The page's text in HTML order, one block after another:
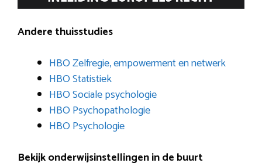
Andere thuisstudies
HBO Zelfregie, empowerment en netwerk
HBO Statistiek
HBO Sociale psychologie
HBO Psychopathologie
HBO Psychologie
Bekijk onderwijsinstellingen in de buurt